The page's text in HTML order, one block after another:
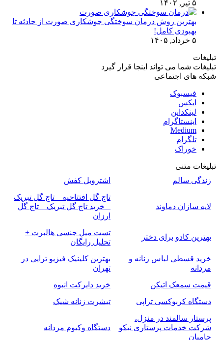
۵ تیر, ۱۴۰۲
بهترین روش درمان سوختگی جوشکاری صورت از حادثه تا
بهبودی کامل!
۵ خرداد, ۱۴۰۵
تبلیغات
تبلیغات شما می تواند اینجا قرار گیرد
شبکه های اجتماعی
فیسبوک
ایکس
لینکداین
اینستاگرام
Medium
تلگرام
خوراک
تبلیغات متنی
زندگی سالم
اشتروبل کفش
لایه سازان دماوند
تاج گل افتتاحیه _ تاج گل تبریک
_ خرید تاج گل تبریک _ تاج گل
ارزان
بهترین کادو برای دختر
تست میل جنسی هالبرت +
تحلیل رایگان
خرید قسطی لباس زنانه و
مردانه
بهترین کلینیک فیزیو تراپی در
تهران
قیمت سمعک اتیکن
خرید دایرکت انبوه
دستگاه کربوکسی تراپی
تیشرت زنانه شیک
پرستار سالمند در منزل،
شرکت خدمات پرستاری نیکو
حامیان
دستگاه وکیوم مردانه